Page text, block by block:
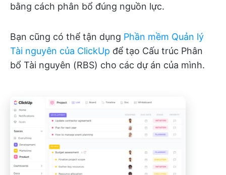
bằng cách phân bổ đúng nguồn lực.
Bạn cũng có thể tận dụng Phần mềm Quản lý
Tài nguyên của ClickUp để tạo Cấu trúc Phân
bổ Tài nguyên (RBS) cho các dự án của mình.